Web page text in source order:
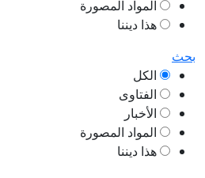
المواد المصورة
هذا ديننا
بحث
الكل
الفتاوى
الأخبار
المواد المصورة
هذا ديننا